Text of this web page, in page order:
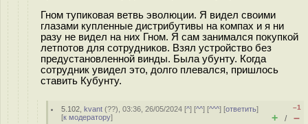
Гном тупиковая ветвь эволюции. Я видел своими
глазами купленные дистрибутивы на компах и я ни
разу не видел на них Гном. Я сам занимался покупкой
летпотов для сотрудников. Взял устройство без
предустановленной винды. Была убунту. Когда
сотрудник увидел это, долго плевался, пришлось
ставить Кубунту.
5.102 ,kvant (??), 03:36, 26/05/2024 [^] [^^] [^^^] [ответить]
[к модератору]
–1
+ / –